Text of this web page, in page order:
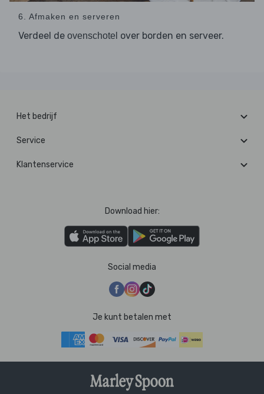
6. Afmaken en serveren
Verdeel de ovenschotel over borden en serveer.
Het bedrijf
Service
Klantenservice
Download hier:
Social media
Je kunt betalen met